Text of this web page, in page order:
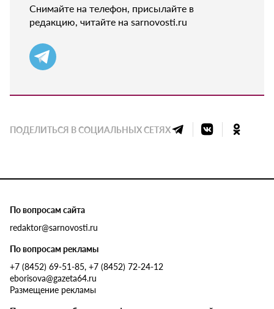
Снимайте на телефон, присылайте в
редакцию, читайте на sarnovosti.ru
ПОДЕЛИТЬСЯ В СОЦИАЛЬНЫХ СЕТЯХ
По вопросам сайта
redaktor@sarnovosti.ru
По вопросам рекламы
+7 (8452) 69-51-85, +7 (8452) 72-24-12
eborisova@gazeta64.ru
Размещение рекламы